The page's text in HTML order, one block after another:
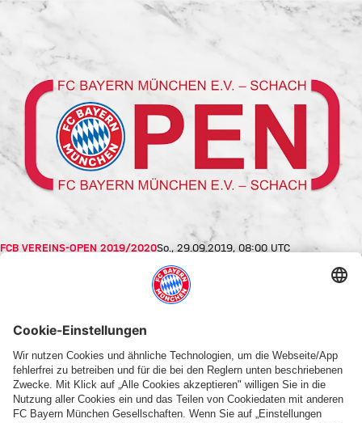
FCB VEREINS-OPEN 2019/2020So., 29.09.2019, 08:00 UTC
AUSSCHREIBUNG FCB
VEREINS-OPEN
Auch in der bevorstehenden Saison veranstaltet die
Schachabteilung des FC Bayern München wieder ihr
saisonbegleitendes offenes Vereinsturnier, das "FCB Vereins-
Open", zu dem wir hiermit alle interessierten Schachfreunde
herzlich einladen möchten. An dem Turnier darf jeder